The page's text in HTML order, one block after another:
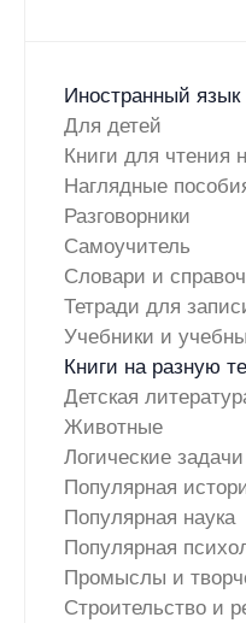
Иностранный язык
Для детей
Книги для чтения
Наглядные
Разговорники
Самоучитель
Словари и
Тетради для
Учебники и
Книги на разную
Детская
Животные
Логические
Популярная
Популярная наука
Популярная
Промыслы и
Строительство и